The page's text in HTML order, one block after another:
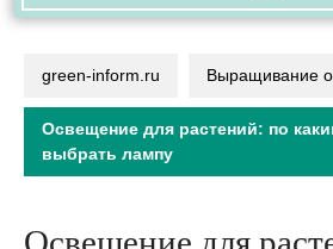
green-inform.ru Выращивание
Освещение для растений: по
выбрать лампу